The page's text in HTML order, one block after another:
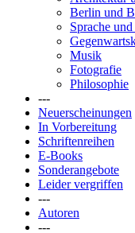
Berlin und
Sprache
Musik
Fotografie
Philosophie
---
Neuerscheinungen
In Vorbereitung
Schriftenreihen
E-Books
Sonderangebote
Leider vergriffen
---
Autoren
---